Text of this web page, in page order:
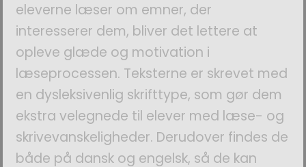
eleverne læser om emner, der
interesserer dem, bliver det lettere at
opleve glæde og motivation i
læseprocessen. Teksterne er skrevet med
en dysleksivenlig skrifttype, som gør dem
ekstra velegnede til elever med læse- og
skrivevanskeligheder. Derudover findes de
både på dansk og engelsk, så de kan